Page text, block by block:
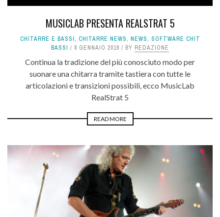
MUSICLAB PRESENTA REALSTRAT 5
CHITARRE E BASSI, CHITARRE NEWS, NEWS, SOFTWARE CHIT
BASSI
8 GENNAIO 2019 BY REDAZIONE
Continua la tradizione del più conosciuto modo per
suonare una chitarra tramite tastiera con tutte le
articolazioni e transizioni possibili, ecco MusicLab
RealStrat 5
READ MORE